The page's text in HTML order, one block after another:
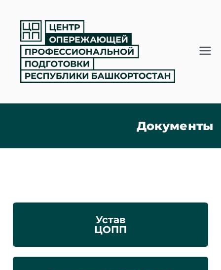
Документы
Устав
ЦОПП